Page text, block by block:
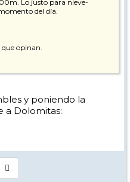
Lo justo para nieve-
del día.
opinan.
y poniendo la
a Dolomitas: